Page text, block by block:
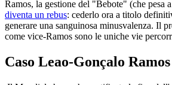
Ramos, la gestione del "Bebote" (che pesa
diventa un rebus: cederlo ora a titolo
generare una sanguinosa minusvalenza. Il
come vice-Ramos sono le uniche vie
Caso Leao-Gonçalo Ramos